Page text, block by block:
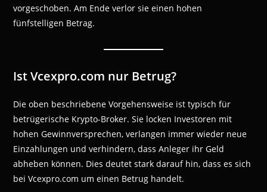
vorgeschoben. Am Ende verlor sie einen hohen
fünfstelligen Betrag.
Ist Vcexpro.com nur Betrug?
Die oben beschriebene Vorgehensweise ist typisch für
betrügerische Krypto-Broker. Sie locken Investoren mit
hohen Gewinnversprechen, verlangen immer wieder neue
Einzahlungen und verhindern, dass Anleger ihr Geld
abheben können. Dies deutet stark darauf hin, dass es sich
bei Vcexpro.com um einen Betrug handelt.